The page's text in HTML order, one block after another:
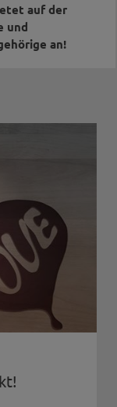
auf der
und
an!